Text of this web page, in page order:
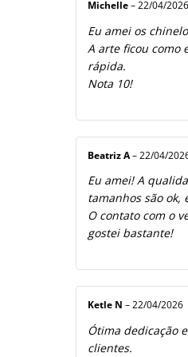
Michelle – 22/04/2026
Eu amei os
A arte ficou como
rápida.
Nota 10!
Beatriz A – 22/04/
Eu amei! A
tamanhos são ok,
O contato com o
gostei bastante!
Ketle N – 22/04/2026
Ótima dedicação
clientes.